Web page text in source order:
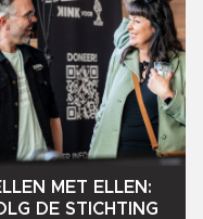
MET ELLEN:
DE STICHTING